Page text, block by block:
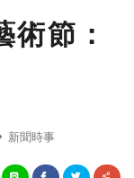
節：
新聞時事